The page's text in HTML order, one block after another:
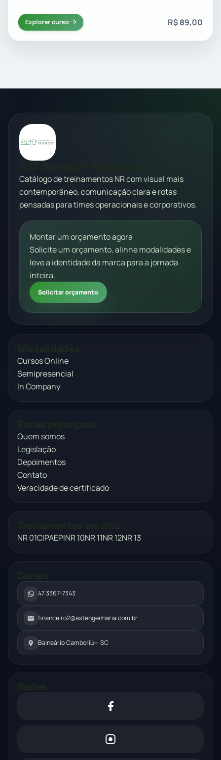
Explorar curso R$ 89,00
Catálogo de treinamentos NR com visual mais
contemporâneo, comunicação clara e rotas
pensadas para times operacionais e corporativos.
Montar um orçamento agora
Solicite um orçamento, alinhe modalidades e
leve a identidade da marca para a jornada
inteira.
Solicitar orçamento
Cursos Online
Semipresencial
In Company
Quem somos
Legislação
Depoimentos
Contato
Veracidade de certificado
NR 01CIPAEPINR 10NR 11NR 12NR 13
47 3367-7343
financeiro2@astengenharia.com.br
Balneário Camboriú— SC